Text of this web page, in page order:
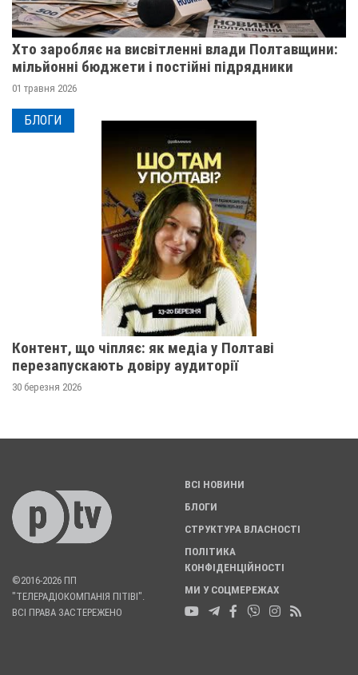
Хто заробляє на висвітленні влади Полтавщини:
мільйонні бюджети і постійні підрядники
01 травня 2026
БЛОГИ
Контент, що чіпляє: як медіа у Полтаві
перезапускають довіру аудиторії
30 березня 2026
©2016-2026 ПП
"ТЕЛЕРАДІОКОМПАНІЯ ПІТІВІ".
ВСІ ПРАВА ЗАСТЕРЕЖЕНО
ВСІ НОВИНИ
БЛОГИ
СТРУКТУРА ВЛАСНОСТІ
ПОЛІТИКА
КОНФІДЕНЦІЙНОСТІ
МИ У СОЦМЕРЕЖАХ